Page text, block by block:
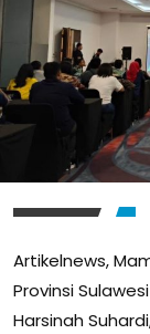
Artikelnews,
Provinsi
Harsinah